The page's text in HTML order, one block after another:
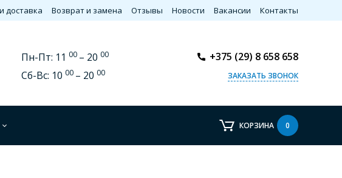
доставка Возврат и замена Отзывы Новости Вакансии Контакты
Пн-Пт: 11 00 – 20 00
Сб-Вс: 10 00 – 20 00
+375 (29) 8 658 658
ЗАКАЗАТЬ ЗВОНОК
КОРЗИНА 0